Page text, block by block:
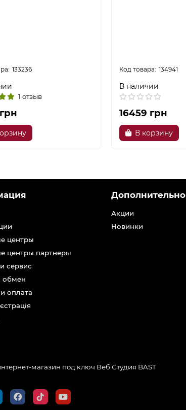
133236
1 отзыв
134941
В наличии
16459 грн
В корзину
центры
центры партнеры
сервис
обмен
оплата
Дополнительно
Акции
Новинки
магазин под ключ Веб Студия BAST